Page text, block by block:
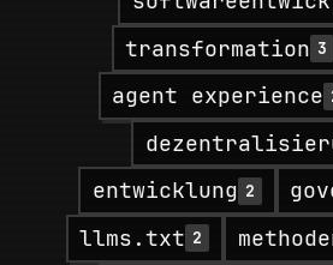
transformation 3
agent experience
entwicklung 2
llms.txt 2